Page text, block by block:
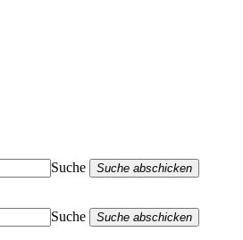
Suche
Suche abschicken
Suche
Suche abschicken